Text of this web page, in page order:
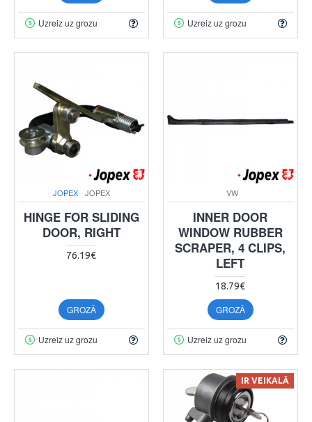
Uzreiz uz grozu Uzreiz uz grozu
JOPEX JOPEX
HINGE FOR SLIDING
DOOR, RIGHT
76.19€
GROZĀ
Uzreiz uz grozu
VW
INNER DOOR
WINDOW RUBBER
SCRAPER, 4 CLIPS,
LEFT
18.79€
GROZĀ
Uzreiz uz grozu
IR VEIKALĀ